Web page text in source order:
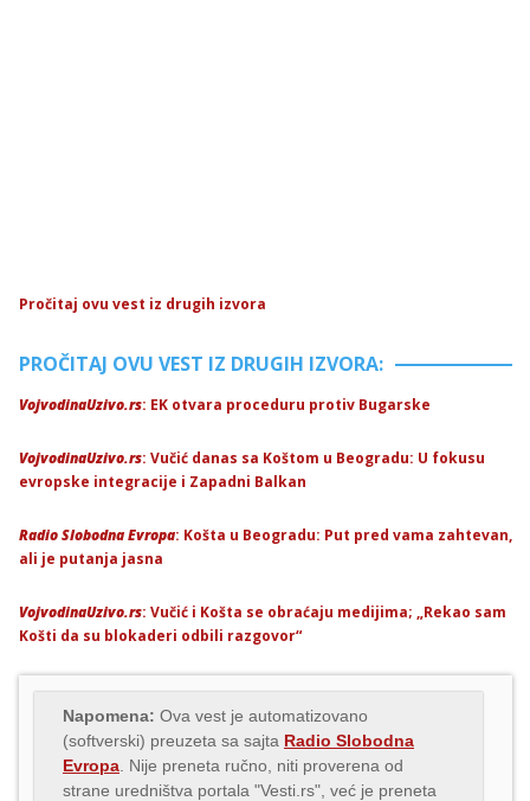
Pročitaj ovu vest iz drugih izvora
PROČITAJ OVU VEST IZ DRUGIH IZVORA:
VojvodinaUzivo.rs: EK otvara proceduru protiv Bugarske
VojvodinaUzivo.rs: Vučić danas sa Koštom u Beogradu: U fokusu
evropske integracije i Zapadni Balkan
Radio Slobodna Evropa: Košta u Beogradu: Put pred vama zahtevan,
ali je putanja jasna
VojvodinaUzivo.rs: Vučić i Košta se obraćaju medijima; „Rekao sam
Košti da su blokaderi odbili razgovor“
Napomena: Ova vest je automatizovano
(softverski) preuzeta sa sajta Radio Slobodna
Evropa . Nije preneta ručno, niti proverena od
strane uredništva portala "Vesti.rs", već je preneta